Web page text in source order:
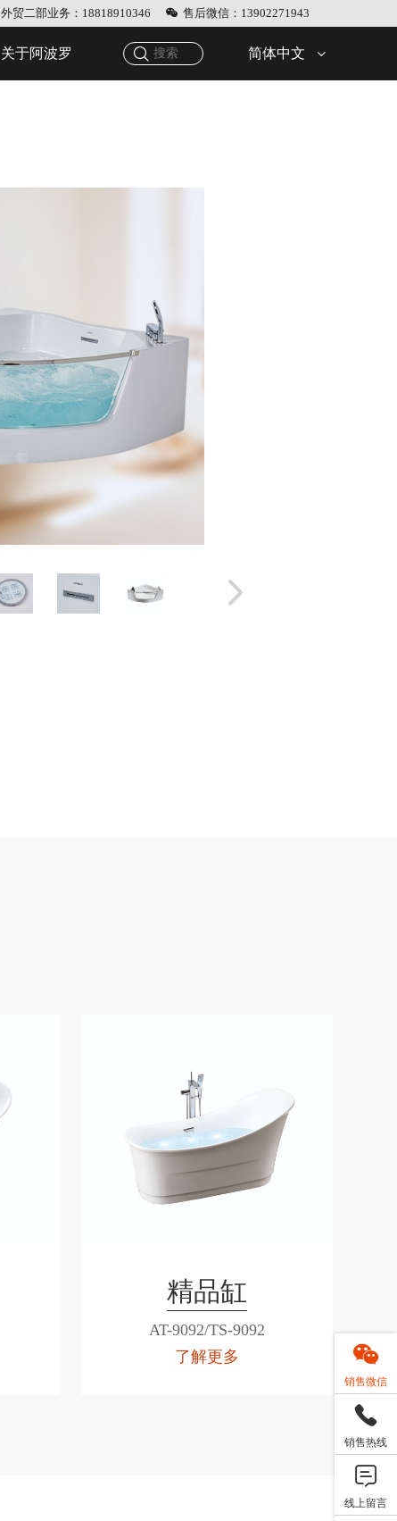
外贸二部业务：18818910346 售后微信：13902271943
关于阿波罗 简体中文
精品缸
AT-9092/TS-9092
了解更多
销售微信
销售热线
线上留言